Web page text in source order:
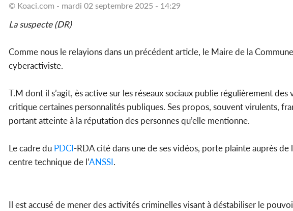
© Koaci.com - mardi 02 septembre 2025 - 14:29
La suspecte (DR)
Comme nous le relayions dans un précédent article, le Maire de la
cyberactiviste.
T.M dont il s’agit, ès active sur les réseaux sociaux publie régulièrement
critique certaines personnalités publiques. Ses propos, souvent virulents,
portant atteinte à la réputation des personnes qu’elle mentionne.
Le cadre du PDCI-RDA cité dans une de ses vidéos, porte plainte auprès
centre technique de l’ANSSI.
Il est accusé de mener des activités criminelles visant à déstabiliser le